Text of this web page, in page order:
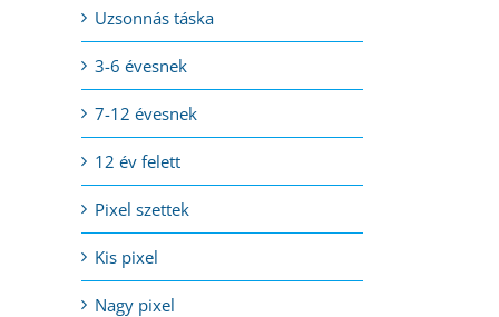
Uzsonnás táska
3-6 évesnek
7-12 évesnek
12 év felett
Pixel szettek
Kis pixel
Nagy pixel